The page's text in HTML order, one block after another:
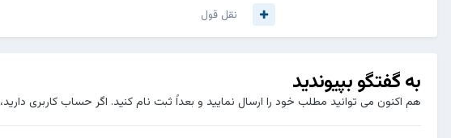
نقل قول
به گفتگو بپیوندید
هم اکنون می توانید مطلب خود را ارسال نمایید و بعداً ثبت نام کنید. اگر حساب کاربری دارید،